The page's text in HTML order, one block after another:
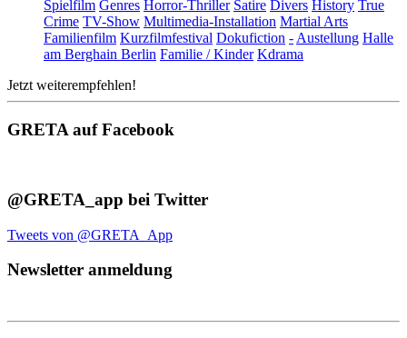
Spielfilm Genres Horror-Thriller Satire Divers History True
Crime TV-Show Multimedia-Installation Martial Arts
Familienfilm Kurzfilmfestival Dokufiction - Austellung Halle
am Berghain Berlin Familie / Kinder Kdrama
Jetzt weiterempfehlen!
GRETA auf Facebook
@GRETA_app bei Twitter
Tweets von @GRETA_App
Newsletter anmeldung